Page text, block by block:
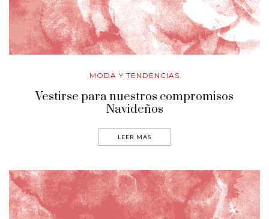
MODA Y TENDENCIAS
Vestirse para nuestros compromisos
Navideños
LEER MÁS